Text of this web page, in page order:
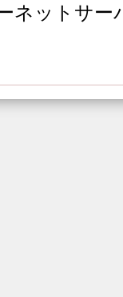
ネットサー